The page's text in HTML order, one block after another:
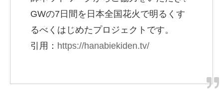
GWの7日間を日本全国花火で明るくす
るべくはじめたプロジェクトです。
引用： https://hanabiekiden.tv/